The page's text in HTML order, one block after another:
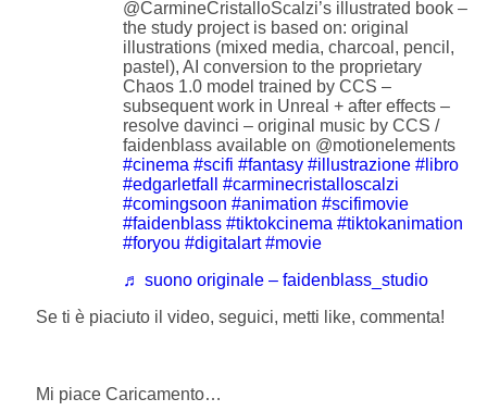
@CarmineCristalloScalzi’s illustrated book –
the study project is based on: original
illustrations (mixed media, charcoal, pencil,
pastel), AI conversion to the proprietary
Chaos 1.0 model trained by CCS –
subsequent work in Unreal + after effects –
resolve davinci – original music by CCS /
faidenblass available on @motionelements
#cinema #scifi #fantasy #illustrazione #libro
#edgarletfall
#carminecristalloscalzi
#comingsoon #animation #scifimovie
#faidenblass #tiktokcinema #tiktokanimation
#foryou #digitalart #movie
♬ suono originale – faidenblass_studio
Se ti è piaciuto il video, seguici, metti like, commenta!
Mi piace Caricamento…